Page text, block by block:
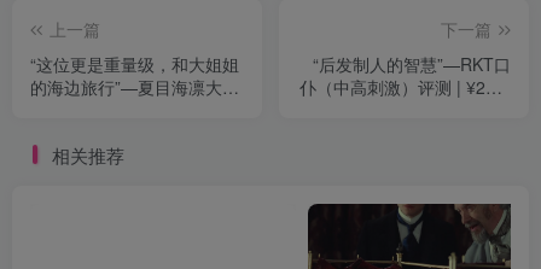
上一篇
“这位更是重量级，和大姐姐
的海边旅行”—夏目海凛大身
下一篇
“后发制人的智慧”—RKT口
仆（中高刺激）评测 | ¥200-
相关推荐